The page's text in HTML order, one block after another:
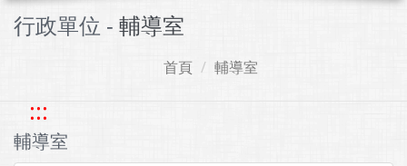
行政單位 - 輔導室
首頁 輔導室
:::
輔導室